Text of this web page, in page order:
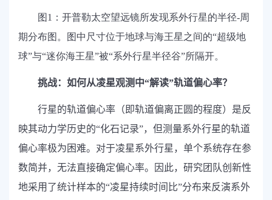
图1：开普勒太空望远镜所发现系外行星的半径-周
期分布图。图中尺寸位于地球与海王星之间的“超级地
球”与“迷你海王星”被“系外行星半径谷”所隔开。
挑战：如何从凌星观测中“解读”轨道偏心率？
行星的轨道偏心率（即轨道偏离正圆的程度）是反
映其动力学历史的“化石记录”，但测量系外行星的轨道
偏心率极为困难。对于凌星系外行星，单个系统存在参
数简并，无法直接确定偏心率。因此，研究团队创新性
地采用了统计样本的“凌星持续时间比”分布来反演系外